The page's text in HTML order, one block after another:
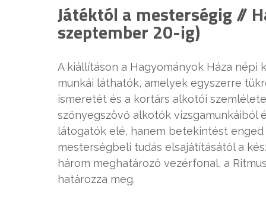
Játéktól a mesterségig //
szeptember 20-ig)
A kiállításon a Hagyományok Háza népi
munkái láthatók, amelyek egyszerre
ismeretét és a kortárs alkotói
szőnyegszövő alkotók vizsgamunkáiból
látogatók elé, hanem betekintést
mesterségbeli tudás elsajátításától a
három meghatározó vezérfonal, a
határozza meg.